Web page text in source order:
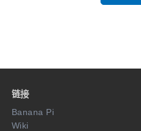
链接
Banana Pi
Wiki